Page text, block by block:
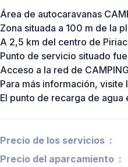
Área de autocaravanas
Zona situada a 100 m de la
A 2,5 km del centro de
Punto de servicio situado
Acceso a la red de
Para más información, visite
El punto de recarga de
Precio de los servicios
Precio del aparcamiento